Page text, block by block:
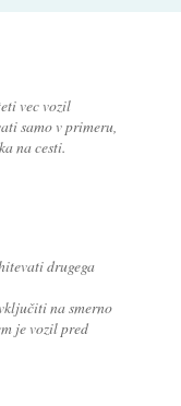
vec vozil
samo v primeru,
na cesti.
drugega
na smerno
je vozil pred